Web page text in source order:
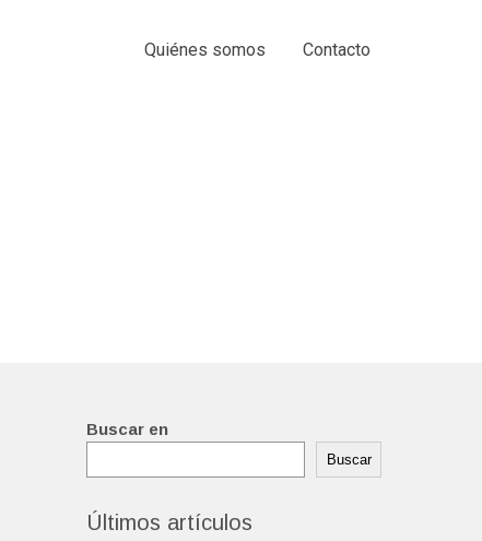
Quiénes somos Contacto
Buscar en
Buscar
Últimos artículos